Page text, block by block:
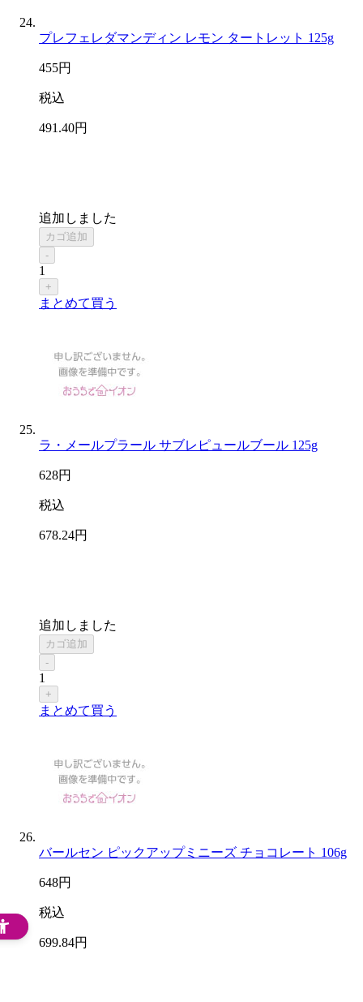
プレフェレダマンディン レモン タートレット 125g
455円
税込
491 .40円
追加しました
カゴ追加
-
1
+
まとめて買う
ラ・メールプラール サブレピュールブール 125g
628円
税込
678.24円
追加しました
カゴ追加
-
1
+
まとめて買う
バールセン ピックアップミニーズ チョコレート 106g
648円
税込
699.84円